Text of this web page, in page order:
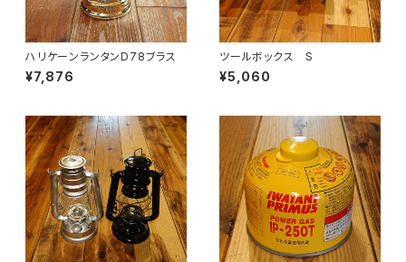
ハリケーンランタンD78ブラス
¥7,876
ツールボックス S
¥5,060